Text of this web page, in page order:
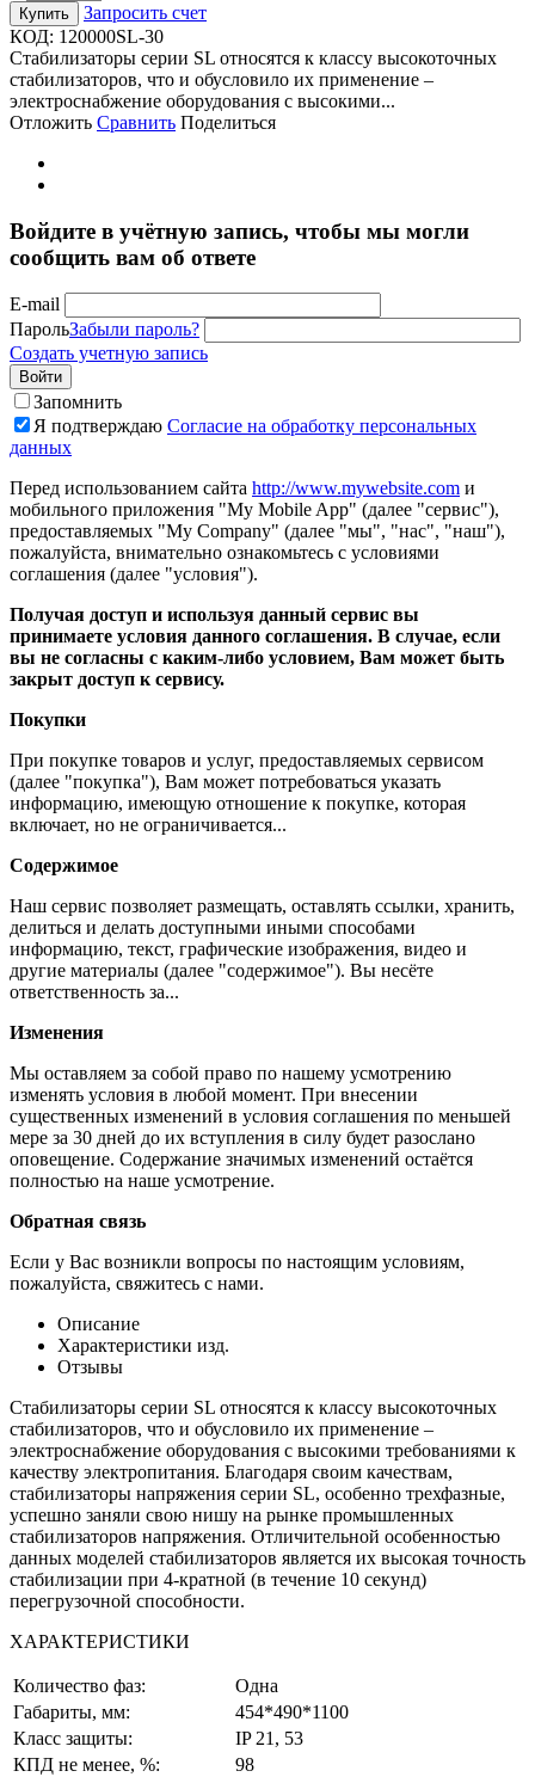
Купить
Запросить счет
КОД: 120000SL-30
Стабилизаторы серии SL относятся к класcу высокоточных
стабилизаторов, что и обусловило их применение –
электроснабжение оборудования с высокими...
Отложить Сравнить Поделиться
Войдите в учётную запись, чтобы мы могли
сообщить вам об ответе
E-mail
ПарольЗабыли пароль?
Создать учетную запись
Войти
Запомнить
Я подтверждаю Согласие на обработку персональных
данных
Перед использованием сайта http://www.mywebsite.com и
мобильного приложения "My Mobile App" (далее "сервис"),
предоставляемых "My Company" (далее "мы", "нас", "наш"),
пожалуйста, внимательно ознакомьтесь с условиями
соглашения (далее "условия").
Получая доступ и используя данный сервис вы
принимаете условия данного соглашения. В случае, если
вы не согласны с каким-либо условием, Вам может быть
закрыт доступ к сервису.
Покупки
При покупке товаров и услуг, предоставляемых сервисом
(далее "покупка"), Вам может потребоваться указать
информацию, имеющую отношение к покупке, которая
включает, но не ограничивается...
Содержимое
Наш сервис позволяет размещать, оставлять ссылки, хранить,
делиться и делать доступными иными способами
информацию, текст, графические изображения, видео и
другие материалы (далее "содержимое"). Вы несёте
ответственность за...
Изменения
Мы оставляем за собой право по нашему усмотрению
изменять условия в любой момент. При внесении
существенных изменений в условия соглашения по меньшей
мере за 30 дней до их вступления в силу будет разослано
оповещение. Содержание значимых изменений остаётся
полностью на наше усмотрение.
Обратная связь
Если у Вас возникли вопросы по настоящим условиям,
пожалуйста, свяжитесь с нами.
Описание
Характеристики изд.
Отзывы
Стабилизаторы серии SL относятся к класcу высокоточных
стабилизаторов, что и обусловило их применение –
электроснабжение оборудования с высокими требованиями к
качеству электропитания. Благодаря своим качествам,
стабилизаторы напряжения серии SL, особенно трехфазные,
успешно заняли свою нишу на рынке промышленных
стабилизаторов напряжения. Отличительной особенностью
данных моделей стабилизаторов является их высокая точность
стабилизации при 4-кратной (в течение 10 секунд)
перегрузочной способности.
ХАРАКТЕРИСТИКИ
Количество фаз:
Одна
Габариты, мм:
454*490*1100
Класс защиты:
IP 21, 53
КПД не менее, %:
98